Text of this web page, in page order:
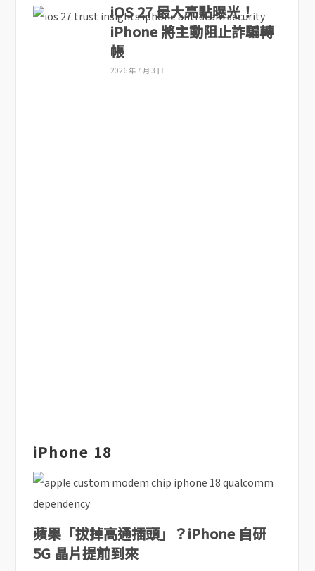
iOS 27 最大亮點曝光！
iPhone 將主動阻止詐騙轉
帳
2026 年 7 月 3 日
iPhone 18
蘋果「拔掉高通插頭」？iPhone 自研
5G 晶片提前到來